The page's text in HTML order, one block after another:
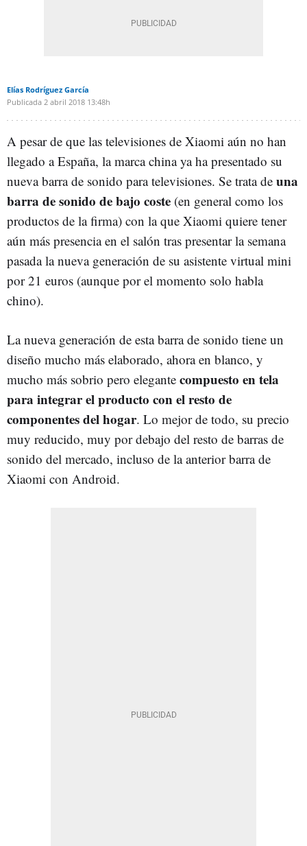
Elías Rodríguez García
Publicada 2 abril 2018 13:48h
A pesar de que las televisiones de Xiaomi aún no han
llegado a España, la marca china ya ha presentado su
nueva barra de sonido para televisiones. Se trata de una
barra de sonido de bajo coste (en general como los
productos de la firma) con la que Xiaomi quiere tener
aún más presencia en el salón tras presentar la semana
pasada la nueva generación de su asistente virtual mini
por 21 euros (aunque por el momento solo habla
chino).
La nueva generación de esta barra de sonido tiene un
diseño mucho más elaborado, ahora en blanco, y
mucho más sobrio pero elegante compuesto en tela
para integrar el producto con el resto de
componentes del hogar. Lo mejor de todo, su precio
muy reducido, muy por debajo del resto de barras de
sonido del mercado, incluso de la anterior barra de
Xiaomi con Android.